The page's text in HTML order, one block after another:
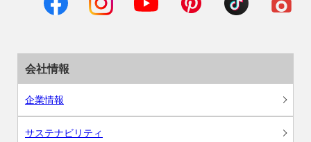
会社情報
企業情報
サステナビリティ